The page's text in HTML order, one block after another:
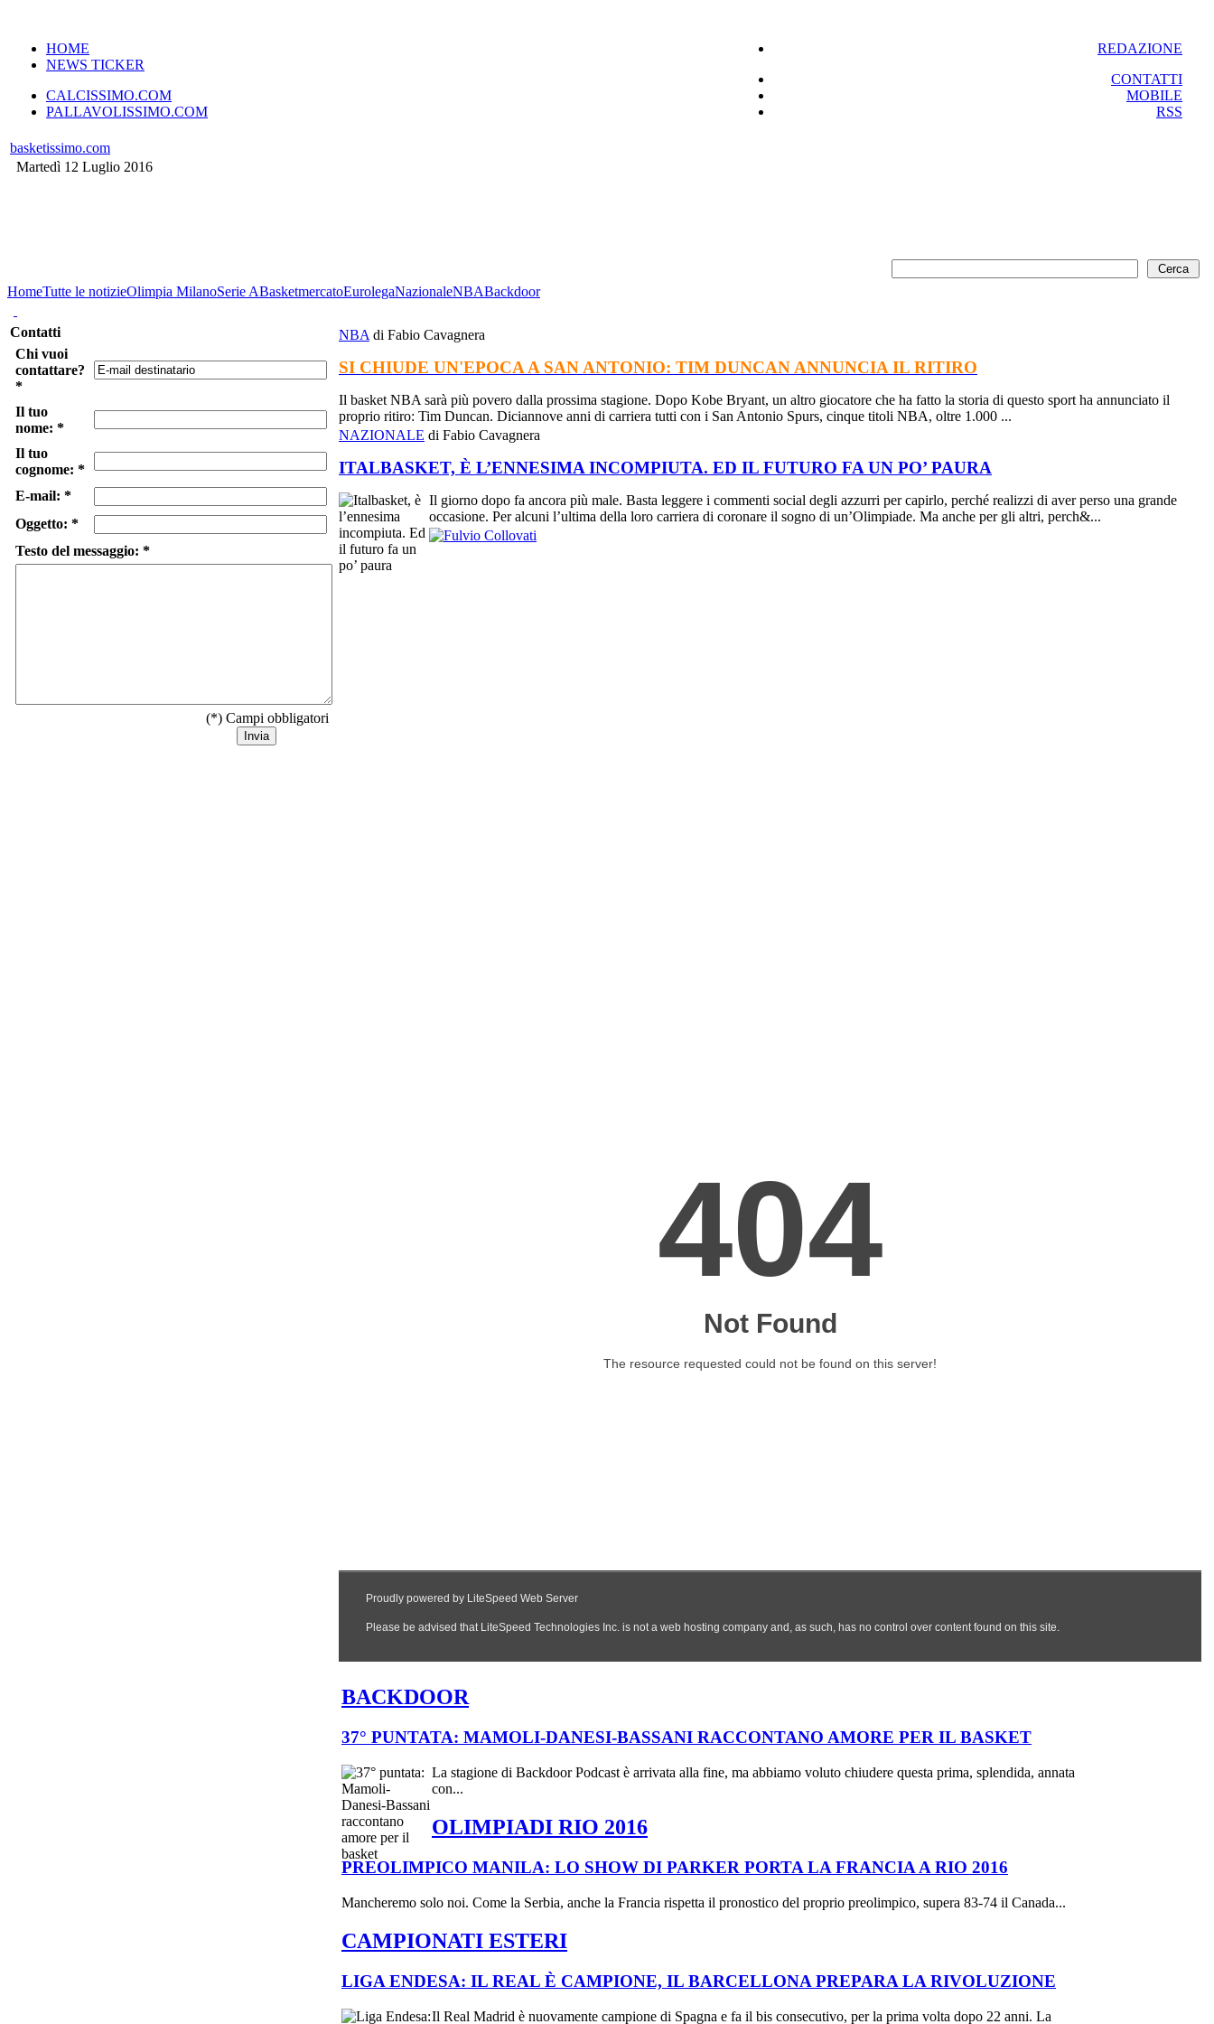
HOME
NEWS TICKER
CALCISSIMO.COM
PALLAVOLISSIMO.COM
REDAZIONE
CONTATTI
MOBILE
RSS
basketissimo.com
Martedì 12 Luglio 2016
HomeTutte le notizieOlimpia MilanoSerie ABasketmercatoEurolegaNazionaleNBABackdoor
Contatti
Chi vuoi
contattare?
*
Il tuo
nome: *
Il tuo
cognome: *
E-mail: *
Oggetto: *
Testo del messaggio: *
(*) Campi obbligatori
NBA di Fabio Cavagnera
SI CHIUDE UN'EPOCA A SAN ANTONIO: TIM DUNCAN ANNUNCIA IL RITIRO
Il basket NBA sarà più povero dalla prossima stagione. Dopo Kobe Bryant, un altro giocatore che ha fatto la storia di questo sport ha annunciato il
proprio ritiro: Tim Duncan. Diciannove anni di carriera tutti con i San Antonio Spurs, cinque titoli NBA, oltre 1.000 ...
NAZIONALE di Fabio Cavagnera
ITALBASKET, È L’ENNESIMA INCOMPIUTA. ED IL FUTURO FA UN PO’ PAURA
Il giorno dopo fa ancora più male. Basta leggere i commenti social degli azzurri per capirlo, perché realizzi di aver perso una grande
occasione. Per alcuni l’ultima della loro carriera di coronare il sogno di un’Olimpiade. Ma anche per gli altri, perch&...
BACKDOOR
37° PUNTATA: MAMOLI-DANESI-BASSANI RACCONTANO AMORE PER IL BASKET
La stagione di Backdoor Podcast è arrivata alla fine, ma abbiamo voluto chiudere questa prima, splendida, annata
con...
OLIMPIADI RIO 2016
PREOLIMPICO MANILA: LO SHOW DI PARKER PORTA LA FRANCIA A RIO 2016
Mancheremo solo noi. Come la Serbia, anche la Francia rispetta il pronostico del proprio preolimpico, supera 83-74 il Canada...
CAMPIONATI ESTERI
LIGA ENDESA: IL REAL È CAMPIONE, IL BARCELLONA PREPARA LA RIVOLUZIONE
Il Real Madrid è nuovamente campione di Spagna e fa il bis consecutivo, per la prima volta dopo 22 anni. La